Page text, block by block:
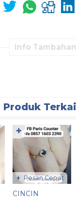
Info Tambahan
Produk
Pesan Cepat
CINCIN
✚